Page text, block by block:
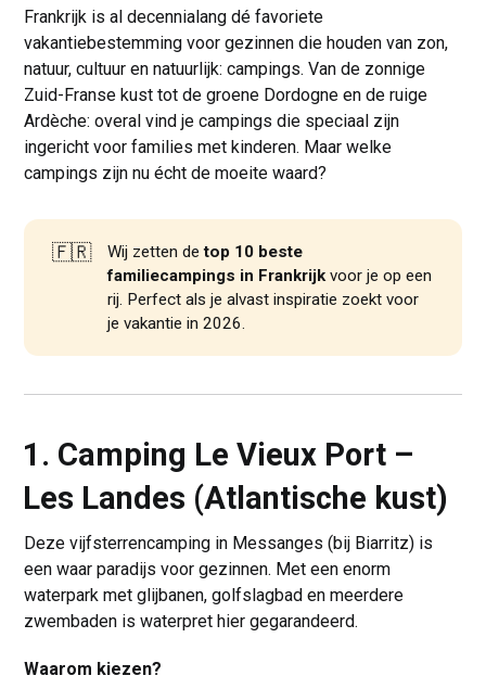
Frankrijk is al decennialang dé favoriete
vakantiebestemming voor gezinnen die houden van zon,
natuur, cultuur en natuurlijk: campings. Van de zonnige
Zuid-Franse kust tot de groene Dordogne en de ruige
Ardèche: overal vind je campings die speciaal zijn
ingericht voor families met kinderen. Maar welke
campings zijn nu écht de moeite waard?
🇫🇷 Wij zetten detop 10 beste
familiecampings in Frankrijkvoor je op een
rij. Perfect als je alvast inspiratie zoekt voor
je vakantie in 2026.
1. Camping Le Vieux Port –
Les Landes (Atlantische kust)
Deze vijfsterrencamping in Messanges (bij Biarritz) is
een waar paradijs voor gezinnen. Met een enorm
waterpark met glijbanen, golfslagbad en meerdere
zwembaden is waterpret hier gegarandeerd.
Waarom kiezen?